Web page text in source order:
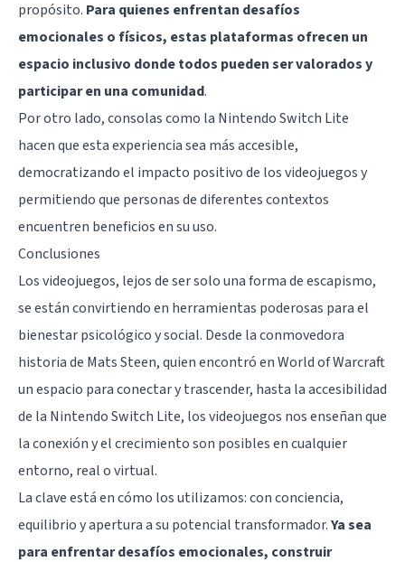
propósito. Para quienes enfrentan desafíos
emocionales o físicos, estas plataformas ofrecen un
espacio inclusivo donde todos pueden ser valorados y
participar en una comunidad.
Por otro lado, consolas como la Nintendo Switch Lite
hacen que esta experiencia sea más accesible,
democratizando el impacto positivo de los videojuegos y
permitiendo que personas de diferentes contextos
encuentren beneficios en su uso.
Conclusiones
Los videojuegos, lejos de ser solo una forma de escapismo,
se están convirtiendo en herramientas poderosas para el
bienestar psicológico y social. Desde la conmovedora
historia de Mats Steen, quien encontró en World of Warcraft
un espacio para conectar y trascender, hasta la accesibilidad
de la Nintendo Switch Lite, los videojuegos nos enseñan que
la conexión y el crecimiento son posibles en cualquier
entorno, real o virtual.
La clave está en cómo los utilizamos: con conciencia,
equilibrio y apertura a su potencial transformador.Ya sea
para enfrentar desafíos emocionales, construir